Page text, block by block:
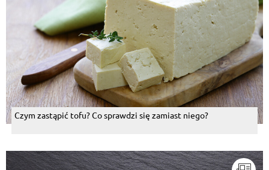
Czym zastąpić tofu? Co sprawdzi się zamiast niego?